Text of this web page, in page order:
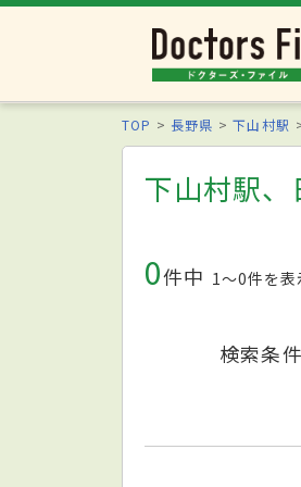
TOP 長野県 下山村駅
下山村駅、
0件中 1〜0件を表
検索条